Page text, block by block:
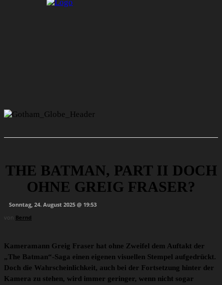
THE BATMAN, PART II DOCH
OHNE GREIG FRASER?
Sonntag, 24. August 2025 @ 19:53
von Bernd
Kameramann Greig Fraser hat ohne Zweifel dem Auftakt der
„The Batman“-Saga einen eigenen visuellen Stempel aufgedrückt.
Doch die Wahrscheinlichkeit, auch bei der Fortsetzung hinter der
Kamera zu stehen, wird immer geringer, wenn nicht sogar